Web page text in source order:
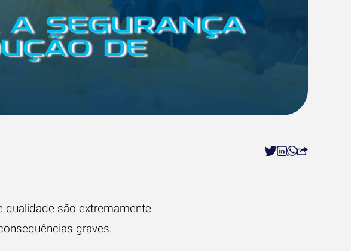
qualidade são extremamente
graves.